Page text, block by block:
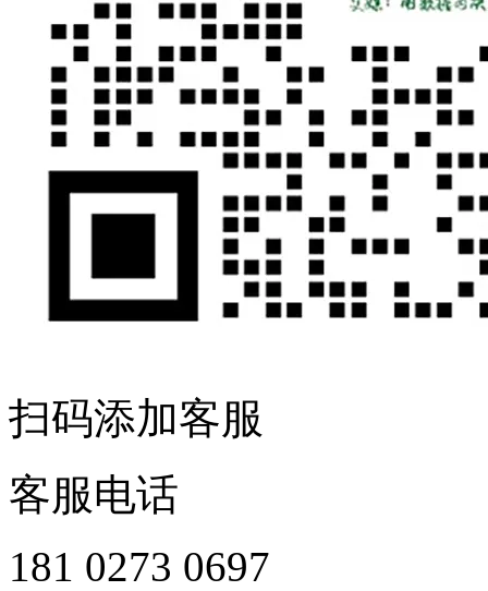
扫码添加客服
客服电话
181 0273 0697